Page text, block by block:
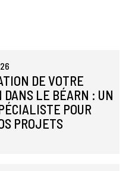
DE VOTRE
DANS LE BÉARN : UN
POUR
PROJETS